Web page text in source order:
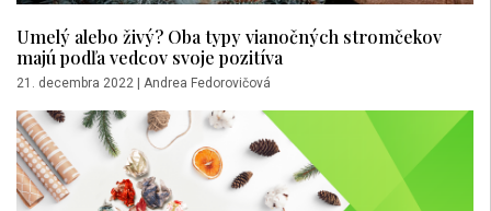
Umelý alebo živý? Oba typy vianočných stromčekov
majú podľa vedcov svoje pozitíva
21. decembra 2022 | Andrea Fedorovičová